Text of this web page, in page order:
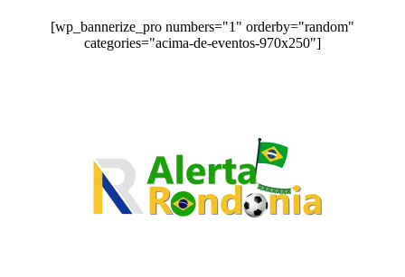
[wp_bannerize_pro numbers="1" orderby="random"
categories="acima-de-eventos-970x250"]